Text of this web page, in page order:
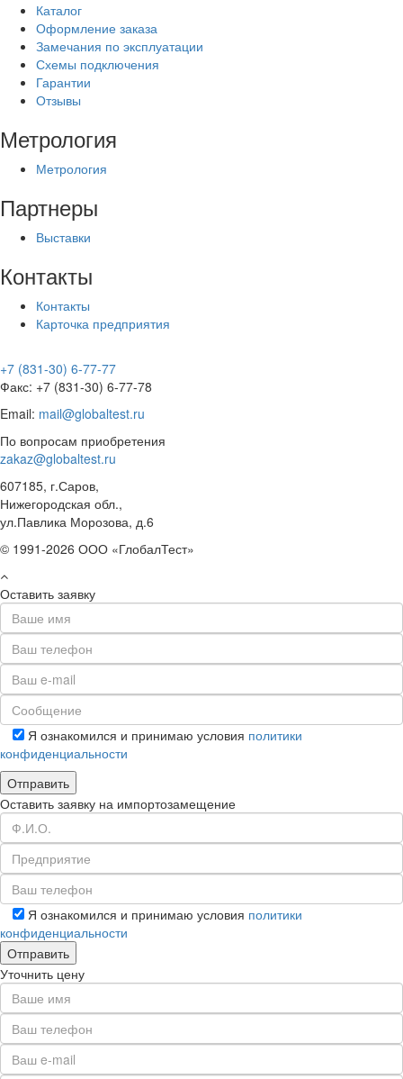
Каталог
Оформление заказа
Замечания по эксплуатации
Схемы подключения
Гарантии
Отзывы
Метрология
Метрология
Партнеры
Выставки
Контакты
Контакты
Карточка предприятия
+7 (831-30) 6-77-77
Факс: +7 (831-30) 6-77-78
Email: mail@globaltest.ru
По вопросам приобретения
zakaz@globaltest.ru
607185, г.Саров,
Нижегородская обл.,
ул.Павлика Морозова, д.6
© 1991-2026 ООО «ГлобалТест»
Оставить заявку
Я ознакомился и принимаю условия политики
конфиденциальности
Оставить заявку на импортозамещение
Я ознакомился и принимаю условия политики
конфиденциальности
Уточнить цену